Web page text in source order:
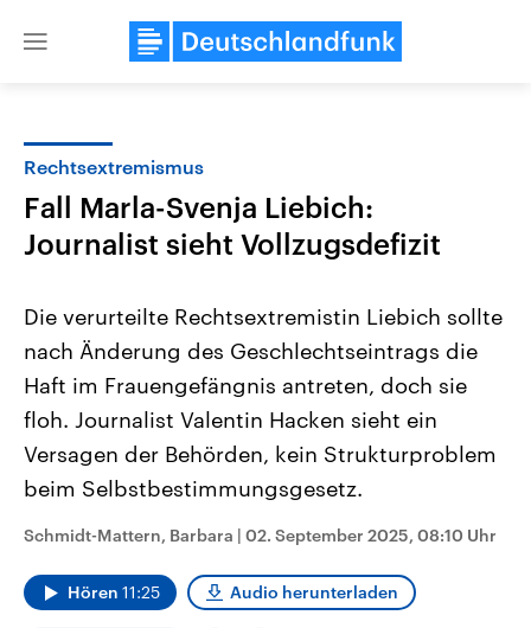
Close
Landtagswahl Sachsen-Anhalt
2026
Alle Informationen
Sachsen-Anhalt wählt am 6.
September 2026 einen neuen
Bundesland von einer Koalition aus
CDU, SPD und FDP regiert.-
Wahlprogramme, aktuelle Berichte
und Hintergründe zu den Parteien
USA
Aktuelle Beiträge,
Hintergründe
Wirtschaftlich und
gehören die Vereinigten
mit großem Einfluss auf
aktuelle Weltgeschehen.
Sendungen Programm Podcasts
Rechtsextremismus
Fall Marla-Svenja Liebich:
Journalist sieht Vollzugsdefizit
Die verurteilte Rechtsextremistin Liebich sollte
nach Änderung des Geschlechtseintrags die
Haft im Frauengefängnis antreten, doch sie
floh. Journalist Valentin Hacken sieht ein
Versagen der Behörden, kein Strukturproblem
beim Selbstbestimmungsgesetz.
Schmidt-Mattern, Barbara | 02. September 2025, 08:10 Uhr
Hören 11:25 Audio herunterladen